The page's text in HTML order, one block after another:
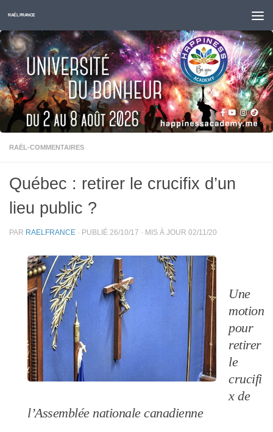
Skip to content
RAËL FRANCE
RAËL-COMMENTAIRES
Québec : retirer le crucifix d’un
lieu public ?
PAR RAELFRANCE · PUBLIÉ 26/10/17 · MIS À JOUR 02/11/20
Une
motion
pour
retirer
le
crucifi
x de
l’Assemblée nationale canadienne